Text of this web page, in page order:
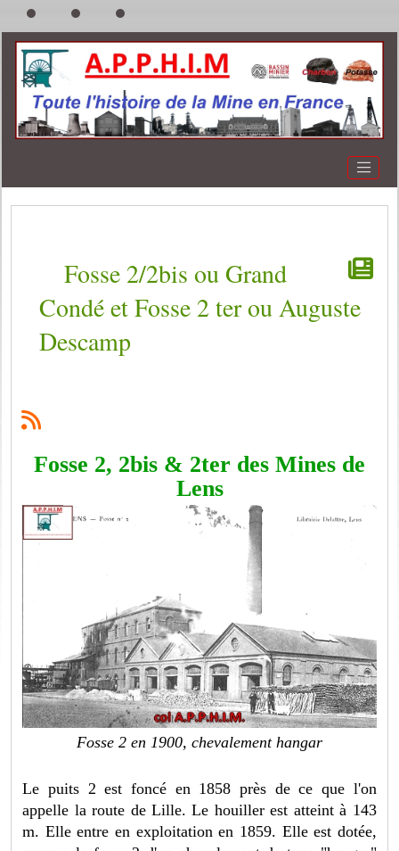
Fosse 2/2bis ou Grand
Condé et Fosse 2 ter ou Auguste
Descamp
Fosse 2, 2bis & 2ter des Mines de
Lens
Fosse 2 en 1900, chevalement hangar
Le puits 2 est foncé en 1858 près de ce que l'on
appelle la route de Lille. Le houiller est atteint à 143
m. Elle entre en exploitation en 1859. Elle est dotée,